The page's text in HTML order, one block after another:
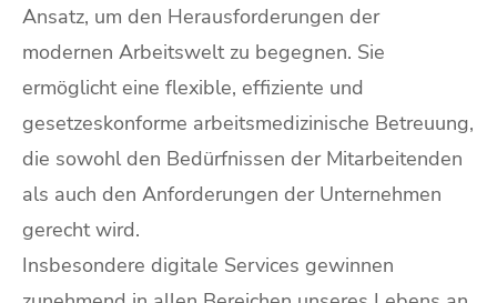
Ansatz, um den Herausforderungen der
modernen Arbeitswelt zu begegnen. Sie
ermöglicht eine flexible, effiziente und
gesetzeskonforme arbeitsmedizinische Betreuung,
die sowohl den Bedürfnissen der Mitarbeitenden
als auch den Anforderungen der Unternehmen
gerecht wird.
Insbesondere digitale Services gewinnen